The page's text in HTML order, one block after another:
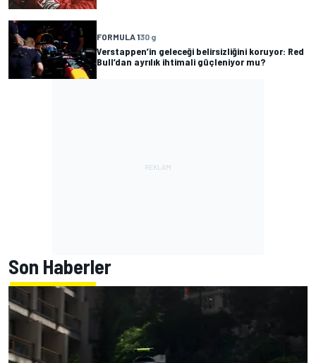
FORMULA 130 g
Verstappen’in geleceği belirsizliğini koruyor: Red
Bull’dan ayrılık ihtimali güçleniyor mu?
Son Haberler